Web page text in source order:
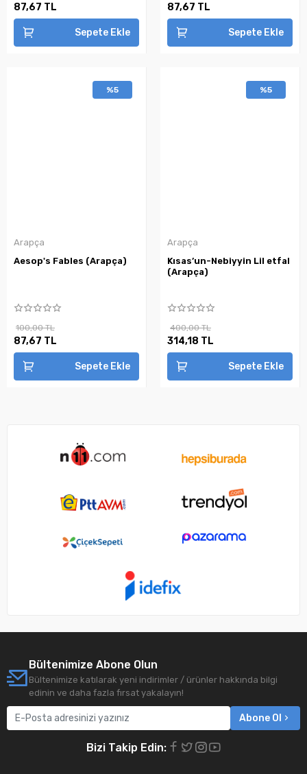
87,67 TL
Sepete Ekle
87,67 TL
Sepete Ekle
%5
Arapça
Aesop's Fables (Arapça)
100,00 TL
87,67 TL
Sepete Ekle
%5
Arapça
Kısas’un-Nebiyyin Lil etfal
(Arapça)
400,00 TL
314,18 TL
Sepete Ekle
Bültenimize Abone Olun
Bültenimize katılarak yeni indirimler / ürünler hakkında bilgi
edinin ve daha fazla fırsat yakalayın!
Abone Ol
Bizi Takip Edin: